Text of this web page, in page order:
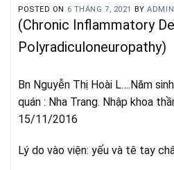
POSTED ON 6 THÁNG 7, 2021 BYADMIN
(Chronic Inflammatory
Polyradiculoneuropathy)
Bn Nguyễn Thị Hoài L….Năm
quán : Nha Trang. Nhập khoa
15/11/2016
Lý do vào viện: yếu và tê tay